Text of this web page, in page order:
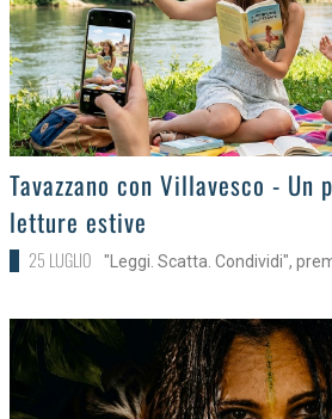
>
Tavazzano con Villavesco - Un
letture estive
25 LUGLIO "Leggi. Scatta. Condividi",